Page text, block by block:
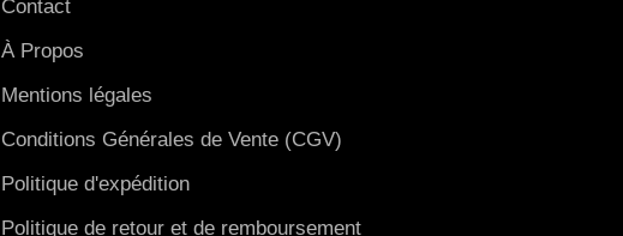
Contact
À Propos
Mentions légales
Conditions Générales de Vente (CGV)
Politique d'expédition
Politique de retour et de remboursement